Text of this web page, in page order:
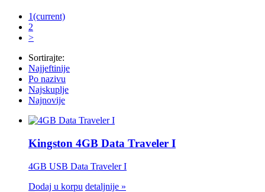
1(current)
2
>
Sortirajte:
Najjeftinije
Po nazivu
Najskuplje
Najnovije
Kingston 4GB Data Traveler I
4GB USB Data Traveler I
Dodaj u korpu detaljnije »